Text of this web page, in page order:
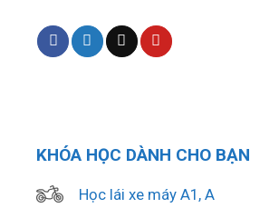
KHÓA HỌC DÀNH CHO BẠN
Học lái xe máy A1, A